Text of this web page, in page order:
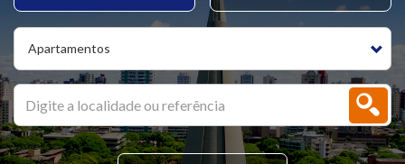
Apartamentos